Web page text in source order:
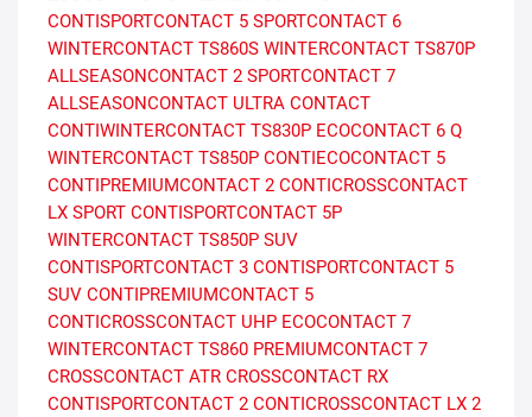
CONTISPORTCONTACT 5 SPORTCONTACT 6
WINTERCONTACT TS860S WINTERCONTACT TS870P
ALLSEASONCONTACT 2 SPORTCONTACT 7
ALLSEASONCONTACT ULTRA CONTACT
CONTIWINTERCONTACT TS830P ECOCONTACT 6 Q
WINTERCONTACT TS850P CONTIECOCONTACT 5
CONTIPREMIUMCONTACT 2 CONTICROSSCONTACT
LX SPORT CONTISPORTCONTACT 5P
WINTERCONTACT TS850P SUV
CONTISPORTCONTACT 3 CONTISPORTCONTACT 5
SUV CONTIPREMIUMCONTACT 5
CONTICROSSCONTACT UHP ECOCONTACT 7
WINTERCONTACT TS860 PREMIUMCONTACT 7
CROSSCONTACT ATR CROSSCONTACT RX
CONTISPORTCONTACT 2 CONTICROSSCONTACT LX 2